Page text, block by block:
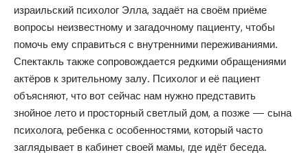
израильский психолог Элла, задаёт на своём приёме
вопросы неизвестному и загадочному пациенту, чтобы
помочь ему справиться с внутренними переживаниями.
Спектакль также сопровождается редкими обращениями
актёров к зрительному залу. Психолог и её пациент
объясняют, что вот сейчас нам нужно представить
знойное лето и просторный светлый дом, а позже — сына
психолога, ребенка с особенностями, который часто
заглядывает в кабинет своей мамы, где идёт беседа.